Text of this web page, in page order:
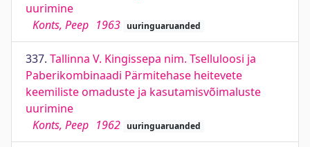
uurimine
Konts, Peep 1963 uuringuaruanded
337. Tallinna V. Kingissepa nim. Tselluloosi ja
Paberikombinaadi Pärmitehase heitevete
keemiliste omaduste ja kasutamisvõimaluste
uurimine
Konts, Peep 1962 uuringuaruanded